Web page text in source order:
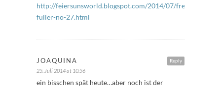
http://feiersunsworld.blogspot.com/2014/07/freitags-
fuller-no-27.html
Reply
JOAQUINA
25. Juli 2014 at 10:56
ein bisschen spät heute…aber noch ist der